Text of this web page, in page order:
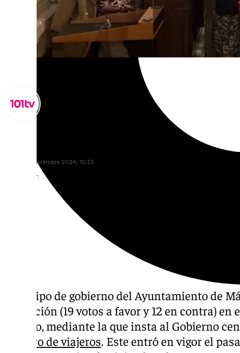
jueves, 19 diciembre 2024, 10:53
Compartir:
El equipo de gobierno del Ayuntamiento de
su moción (19 votos a favor y 12 en contra)
del año, mediante la que insta al Gobierno
registro de viajeros. Este entró en vigor el